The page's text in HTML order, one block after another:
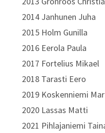
2014 Janhunen Juha
2015 Holm Gunilla
2016 Eerola Paula
2017 Fortelius Mikael
2018 Tarasti Eero
2019 Koskenniemi
2020 Lassas Matti
2021 Pihlajaniemi